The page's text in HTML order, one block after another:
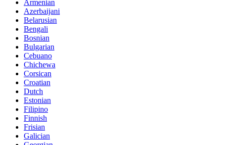
Armenian
Azerbaijani
Belarusian
Bengali
Bosnian
Bulgarian
Cebuano
Chichewa
Corsican
Croatian
Dutch
Estonian
Filipino
Finnish
Frisian
Galician